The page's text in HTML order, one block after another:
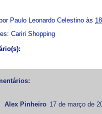
Paulo Leonardo Celestino às
Cariri Shopping
Alex Pinheiro 17 de março de